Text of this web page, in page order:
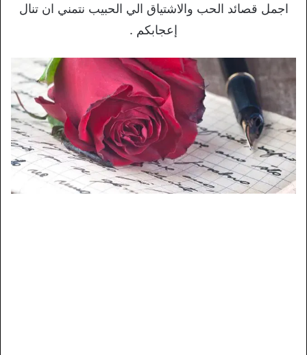
اجمل قصائد الحب والاشتياق الي الحبيب نتمني ان تنال
إعجابكم .